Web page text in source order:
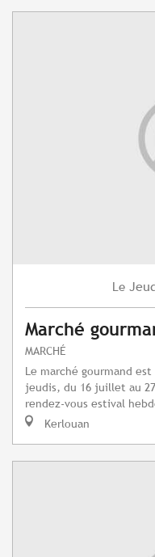
Le
Marché
MARCHÉ
Le marché gourmand
jeudis, du 16 juillet au
rendez-vous estival
Kerlouan